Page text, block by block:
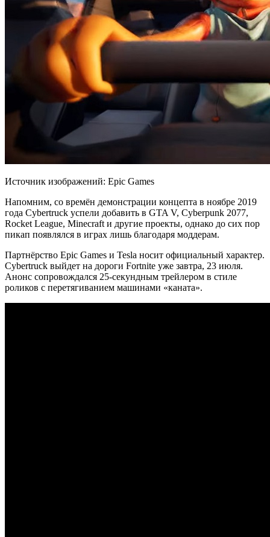
Источник изображений: Epic Games
Напомним, со времён демонстрации концепта в ноябре 2019
года Cybertruck успели добавить в GTA V, Cyberpunk 2077,
Rocket League, Minecraft и другие проекты, однако до сих пор
пикап появлялся в играх лишь благодаря моддерам.
Партнёрство Epic Games и Tesla носит официальный характер.
Cybertruck выйдет на дороги Fortnite уже завтра, 23 июля.
Анонс сопровождался 25-секундным трейлером в стиле
роликов с перетягиванием машинами «каната».